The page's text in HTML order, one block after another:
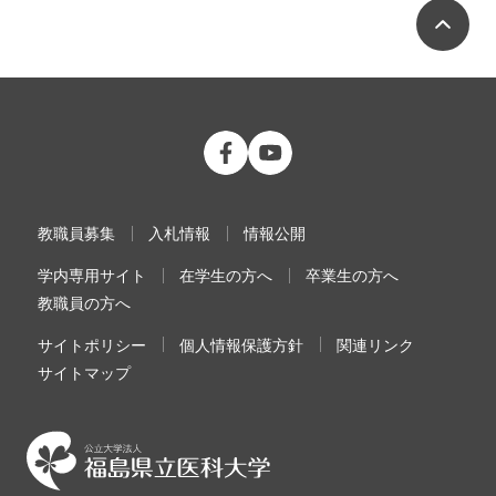
公立大学法人 福島県立医科大学
教職員募集 入札情報 情報公開
学内専用サイト 在学生の方へ
卒業生の方へ
教職員の方へ
サイトポリシー 個人情報保護方針
関連リンク
サイトマップ